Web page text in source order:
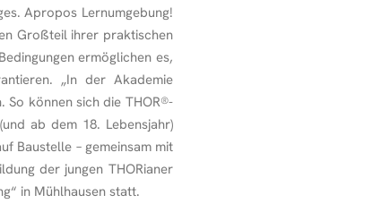
Apropos Lernumgebung!
Großteil ihrer praktischen
ermöglichen es,
„In der Akademie
können sich die THOR®-
ab dem 18. Lebensjahr)
Baustelle – gemeinsam mit
der jungen THORianer
in Mühlhausen statt.